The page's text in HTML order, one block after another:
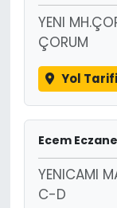
YENI
ÇORUM
Yol
Ecem
YENICAMI
C-D